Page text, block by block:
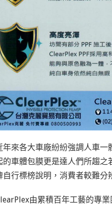
年來各大車廠紛紛強調人車
的車體包膜更是達人們所趨
自行標榜說明，消費者較難分
由累積百年工藝的專